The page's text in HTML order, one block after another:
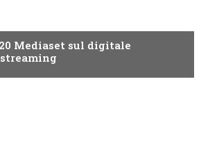
Mediaset sul digitale